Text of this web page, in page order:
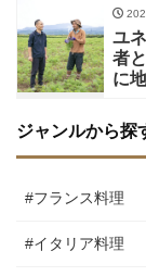
ユ
者
に
ジャンルから探
#フランス料理
#イタリア料理